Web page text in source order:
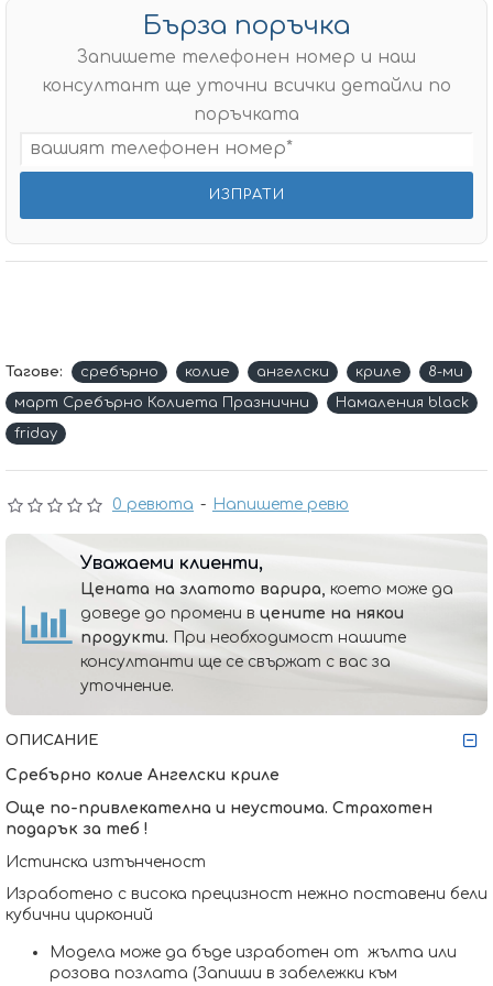
0 ревюта - Напишете ревю
Бърза поръчка
Запишете телефонен номер и наш
консултант ще уточни всички детайли по
поръчката
Тагове: сребърно колие aнгелски криле
8-ми
март Сребърно Колиета Празнични
Намаления black
friday
Уважаеми клиенти,
Цената на златото варира, което може да
доведе до промени в цените на някои
продукти. При необходимост нашите
консултанти ще се свържат с вас за
уточнение.
ОПИСАНИЕ
Сребърно колие Aнгелски криле
Още по-привлекателна и неустоима. Страхотен
подарък за теб !
Истинска изтънченост
Изработено с висока прецизност нежно поставени бели
кубични цирконий
Модела може да бъде изработен от  жълта или
розова позлата (Запиши в забележки към